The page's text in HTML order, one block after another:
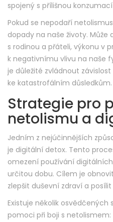
spojený s přílišnou
Pokud se nepodaří
dopady na naše životy.
s rodinou a přáteli, výkonu v
k negativnímu vlivu na naše
je důležité zvládnout
ke katastrofálním důsledkům.
Strategie pro
netolismu a
Jedním z nejúčinnějších
je digitální detox. Tento
omezení používání
určitou dobu. Cílem je
zlepšit duševní zdraví a
Existuje několik
pomoci při boji s netolismem: